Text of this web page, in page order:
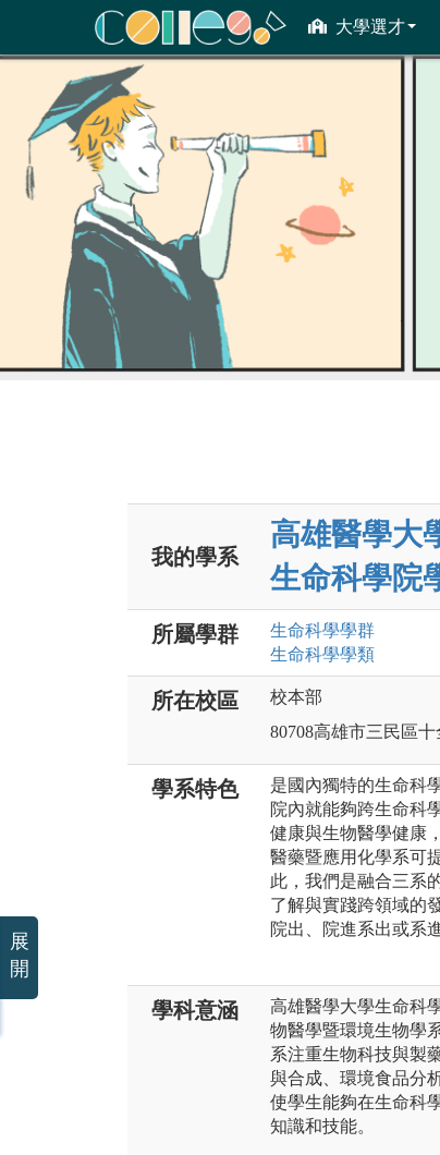
大學選才
ColleGo! 大學選才與高中育才輔助系統
我的學系
高雄醫學大
生命科學院
所屬學群 生命科學學群
生命科學學類
所在校區
校本部
80708高雄市三民區十
學系特色
是國內獨特的生命科
院內就能夠跨生命科
健康與生物醫學健康
醫藥暨應用化學系可
此，我們是融合三系
了解與實踐跨領域的
院出、院進系出或系
學科意涵
高雄醫學大學生命科
物醫學暨環境生物學
系注重生物科技與製
與合成、環境食品分
使學生能夠在生命科
知識和技能。
展
開